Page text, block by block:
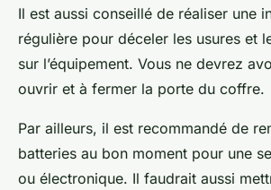
Il est aussi conseillé de réaliser une
régulière pour déceler les usures et
sur l’équipement. Vous ne devrez
ouvrir et à fermer la porte du coffre.
Par ailleurs, il est recommandé de
batteries au bon moment pour une
ou électronique. Il faudrait aussi